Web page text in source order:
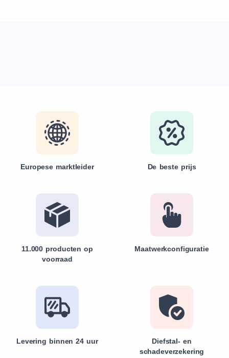
Europese marktleider De beste prijs
11.000 producten op
voorraad
Maatwerkconfiguratie
Levering binnen 24 uur
Diefstal- en
schadeverzekering